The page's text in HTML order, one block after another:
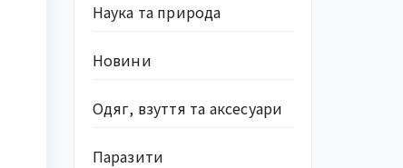
Наука та природа
Новини
Одяг, взуття та аксесуари
Паразити